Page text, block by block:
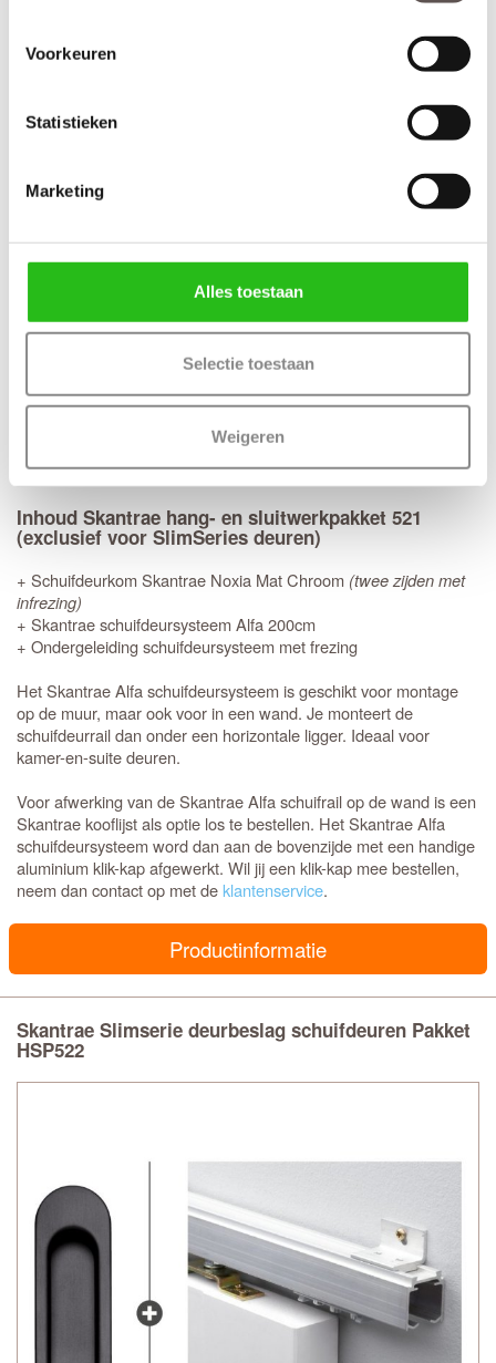
Voorkeuren
Statistieken
Marketing
Alles toestaan
Selectie toestaan
Weigeren
Inhoud Skantrae hang- en sluitwerkpakket 521
(exclusief voor SlimSeries deuren)
+ Schuifdeurkom Skantrae Noxia Mat Chroom (twee zijden met
infrezing)
+ Skantrae schuifdeursysteem Alfa 200cm
+ Ondergeleiding schuifdeursysteem met frezing
Het Skantrae Alfa schuifdeursysteem is geschikt voor montage
op de muur, maar ook voor in een wand. Je monteert de
schuifdeurrail dan onder een horizontale ligger. Ideaal voor
kamer-en-suite deuren.
Voor afwerking van de Skantrae Alfa schuifrail op de wand is een
Skantrae kooflijst als optie los te bestellen. Het Skantrae Alfa
schuifdeursysteem word dan aan de bovenzijde met een handige
aluminium klik-kap afgewerkt. Wil jij een klik-kap mee bestellen,
neem dan contact op met deklantenservice.
Productinformatie
Skantrae Slimserie deurbeslag schuifdeuren Pakket
HSP522